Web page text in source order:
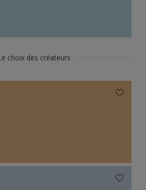
choix des créateurs